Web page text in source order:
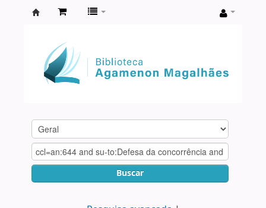
Agamenon
Magalhães
Buscar